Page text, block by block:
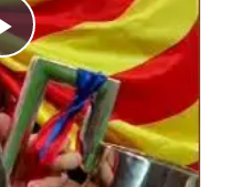
Play
Video